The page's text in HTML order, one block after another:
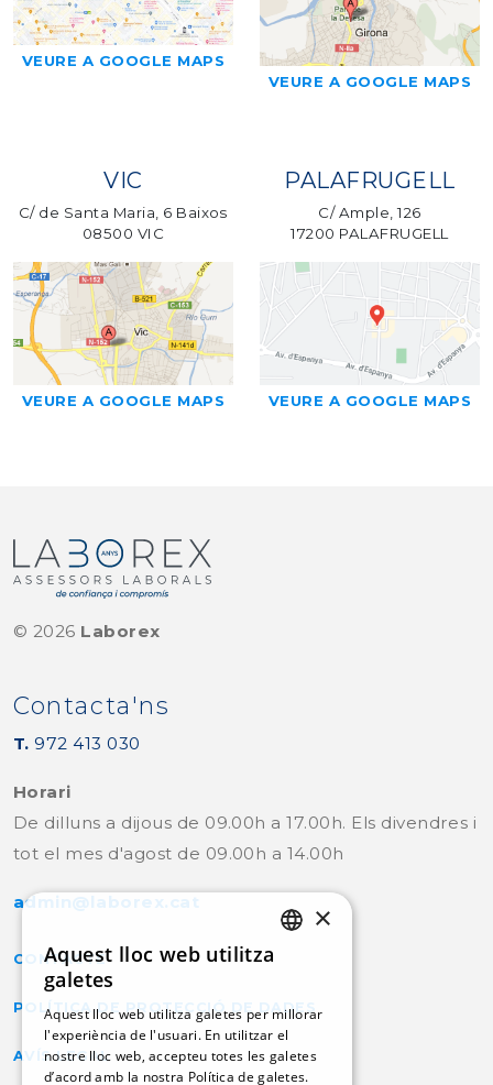
VEURE A GOOGLE MAPS
VEURE A GOOGLE MAPS
VIC
C/ de Santa Maria, 6 Baixos
08500 VIC
VEURE A GOOGLE MAPS
PALAFRUGELL
C/ Ample, 126
17200 PALAFRUGELL
VEURE A GOOGLE MAPS
© 2026 Laborex
Contacta'ns
T.972 413 030
Horari
De dilluns a dijous de 09.00h a 17.00h. Els divendres i
tot el mes d'agost de 09.00h a 14.00h
admin@laborex.cat
CONTACTE
POLÍTICA DE PROTECCIÓ DE DADES
AVÍS LEGAL
SPANISH
×
Aquest lloc web utilitza
galetes
Aquest lloc web utilitza galetes per millorar
l'experiència de l'usuari. En utilitzar el
nostre lloc web, accepteu totes les galetes
d’acord amb la nostra Política de galetes.